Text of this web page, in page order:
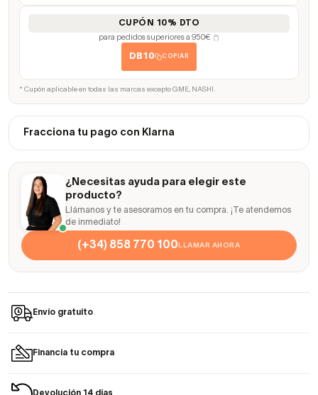
CUPÓN 10% DTO
para pedidos superiores a 950€ (*)
DB10 COPIAR
* Cupón aplicable en todas las marcas excepto GME, NASHI.
Fracciona tu pago con Klarna
¿Necesitas ayuda para elegir este
producto?
Llámanos y te asesoramos en tu compra. ¡Te atendemos
de inmediato!
(+34) 858 770 100LLAMAR AHORA
Envío gratuito
Financia tu compra